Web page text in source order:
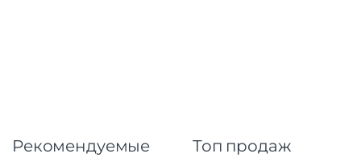
Рекомендуемые
Топ продаж